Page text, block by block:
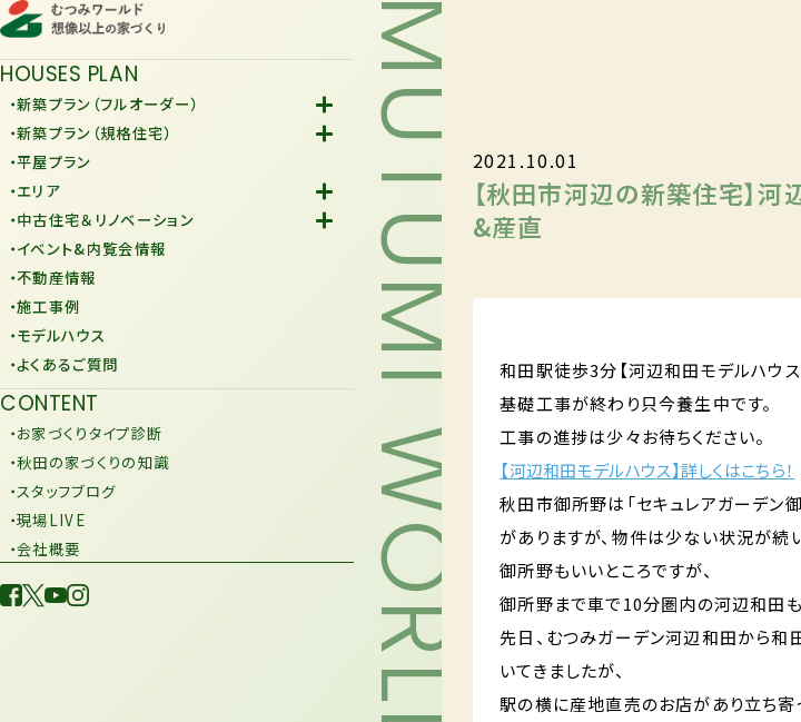
HOUSES PLAN
・新築プラン（フルオーダー）
-Fiore
・新築プラン（規格住宅）
-規格住宅
-KURAFIT
-JiU
・平屋プラン
・エリア
-潟上市
-由利本荘市
・中古住宅＆リノベーション
-中古住宅
-リノベーション
・イベント&内覧会情報
・不動産情報
・施工事例
・モデルハウス
・よくあるご質問
CONTENT
・お家づくりタイプ診断
・秋田の家づくりの知識
・スタッフブログ
・現場LIVE
・会社概要
MUTUMI WORLD2021.10.01
【秋田市河辺の新築住宅】河
&産直
和田駅徒歩3分【河辺和田モデルハウス
基礎工事が終わり只今養生中です。
工事の進捗は少々お待ちください。
【河辺和田モデルハウス】詳しくはこちら！
秋田市御所野は「セキュレアガーデン
がありますが、物件は少ない状況が続
御所野もいいところですが、
御所野まで車で10分圏内の河辺和田も
先日、むつみガーデン河辺和田から和
いてきましたが、
駅の横に産地直売のお店があり立ち寄